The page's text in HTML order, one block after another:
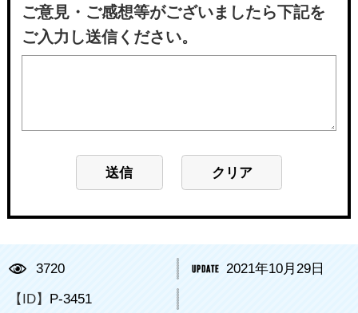
ご意見・ご感想等がございましたら下記を
ご入力し送信ください。
3720 2021年10月29日
【ID】 P-3451